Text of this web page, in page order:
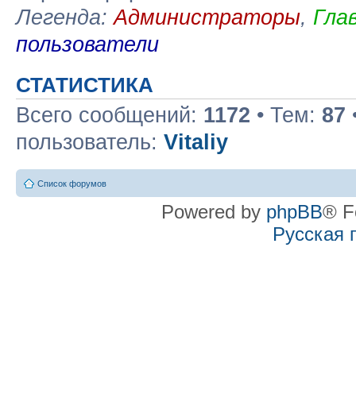
Легенда:Администраторы,
пользователи
СТАТИСТИКА
Всего сообщений: 1172 • Тем: 87
пользователь: Vitaliy
Список форумов
Powered by phpBB®
Русская